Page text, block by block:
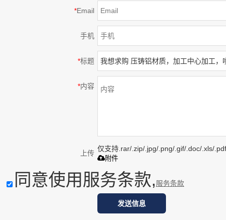
*Email
手机
*标题
*内容
上传
仅支持.rar/.zip/.jpg/.png/.gif/.doc/.xls/
附件
同意使用服务条款,服务条款
发送信息